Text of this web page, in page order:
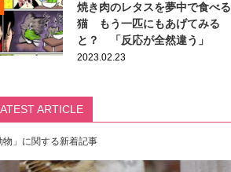
焼き肉のレタスを夢中で食べる
猫 もう一匹にもあげてみる
と？ 「反応が全然違う」
2023.02.23
ARTICLE
物」に関する新着記事